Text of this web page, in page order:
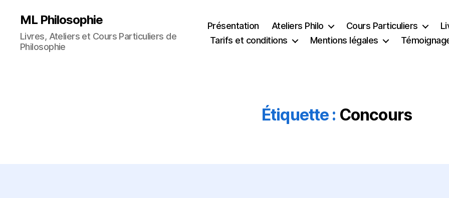
ML Philosophie
Livres, Ateliers et Cours Particuliers de
Philosophie
Présentation Ateliers Philo Cours Particuliers
Tarifs et conditions
Mentions légales
Étiquette : Concours